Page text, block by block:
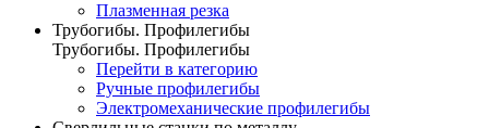
Плазменная резка
Трубогибы. Профилегибы
Трубогибы. Профилегибы
Перейти в категорию
Ручные профилегибы
Электромеханические профилегибы